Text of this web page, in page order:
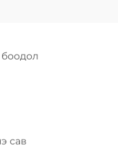
боодол
сав